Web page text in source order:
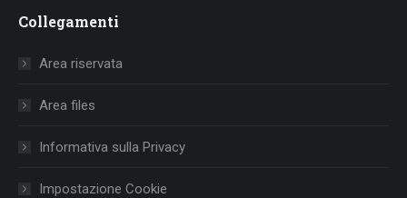
opens
window
opens
window
opens
Collegamenti
Area riservata
Area files
Informativa sulla Privacy
Impostazione Cookie